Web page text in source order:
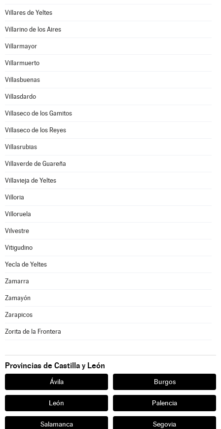
Villares de Yeltes
Villarino de los Aires
Villarmayor
Villarmuerto
Villasbuenas
Villasdardo
Villaseco de los Gamitos
Villaseco de los Reyes
Villasrubias
Villaverde de Guareña
Villavieja de Yeltes
Villoria
Villoruela
Vilvestre
Vitigudino
Yecla de Yeltes
Zamarra
Zamayón
Zarapicos
Zorita de la Frontera
Provincias de Castilla y León
Ávila Burgos
León Palencia
Salamanca Segovia